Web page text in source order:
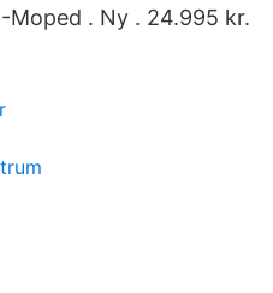
Moped . Ny . 24.995 kr.